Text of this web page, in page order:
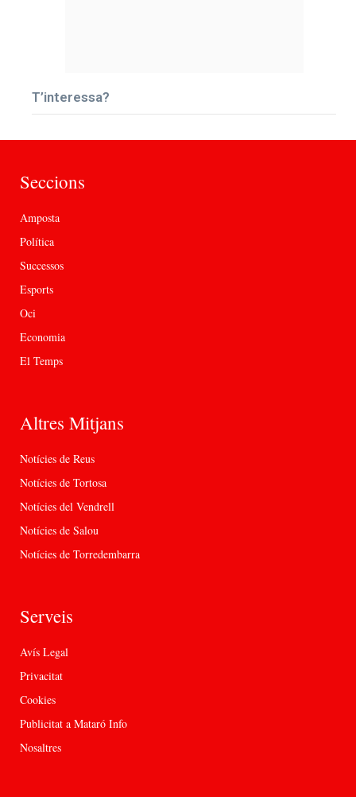
T’interessa?
Seccions
Amposta
Política
Successos
Esports
Oci
Economia
El Temps
Altres Mitjans
Notícies de Reus
Notícies de Tortosa
Notícies del Vendrell
Notícies de Salou
Notícies de Torredembarra
Serveis
Avís Legal
Privacitat
Cookies
Publicitat a Mataró Info
Nosaltres